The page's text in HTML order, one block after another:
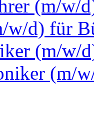
(m/w/
w/d) für
(m/w/
(m/